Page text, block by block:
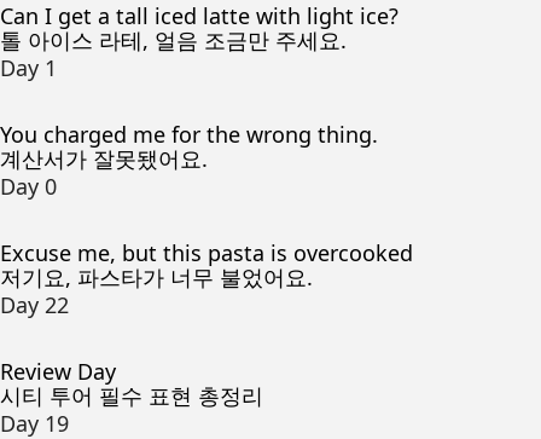
Can I get a tall iced latte with light ice?
톨 아이스 라테, 얼음 조금만 주세요.
Day 1
You charged me for the wrong thing.
계산서가 잘못됐어요.
Day 0
Excuse me, but this pasta is overcooked
저기요, 파스타가 너무 불었어요.
Day 22
Review Day
시티 투어 필수 표현 총정리
Day 19